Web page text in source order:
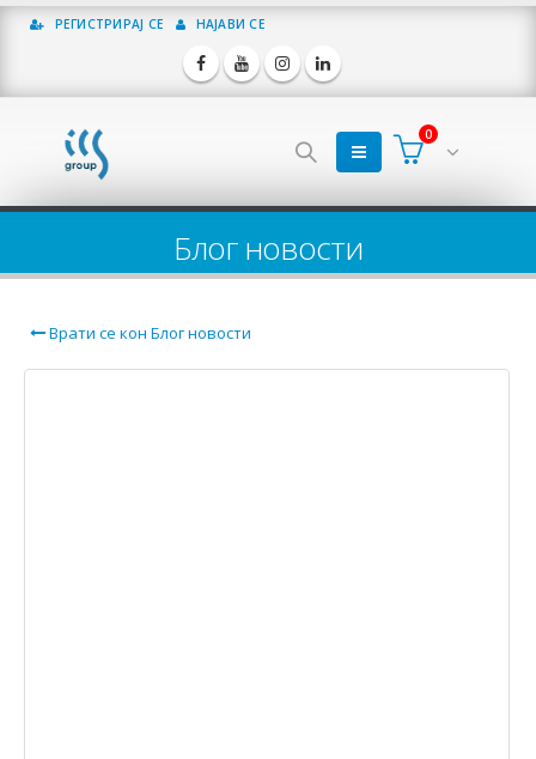
РЕГИСТРИРАЈ СЕ НАЈАВИ СЕ
0
Блог новости
Врати се кон Блог новости